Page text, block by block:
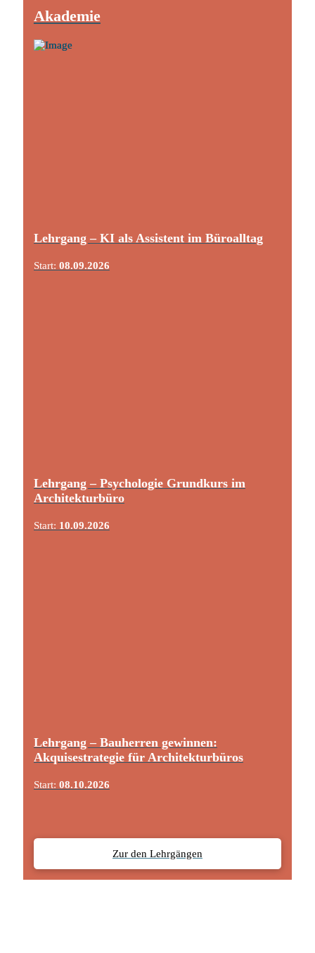
Akademie
Lehrgang – KI als Assistent im Büroalltag
Start: 08.09.2026
Lehrgang – Psychologie Grundkurs im
Architekturbüro
Start: 10.09.2026
Lehrgang – Bauherren gewinnen:
Akquisestrategie für Architekturbüros
Start: 08.10.2026
Zur den Lehrgängen